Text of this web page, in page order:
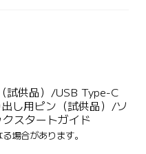
試供品）/USB Type-C
し用ピン（試供品）/ソ
スタートガイド
場合があります。